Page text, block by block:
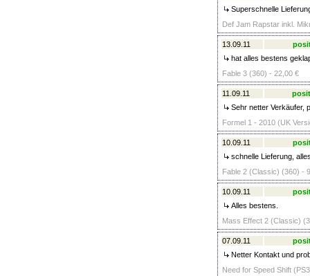
Superschnelle
Def Jam Rapstar inkl.
13.09.11
hat alles bestens
Fable 3 (360) - 22,00 €
11.09.11
Sehr netter Verkäufer,
Formel 1 - 2010 (UK
10.09.11
schnelle Lieferung,
Fable 2 (Classic) (360) -
10.09.11
Alles bestens.
Mass Effect 2 (Classic)
07.09.11
Netter Kontakt und
Need for Speed Shift